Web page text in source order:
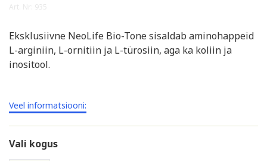
Eksklusiivne NeoLife Bio-Tone sisaldab aminohappeid
L-arginiin, L-ornitiin ja L-türosiin, aga ka koliin ja
inositool.
Veel informatsiooni:
Vali kogus